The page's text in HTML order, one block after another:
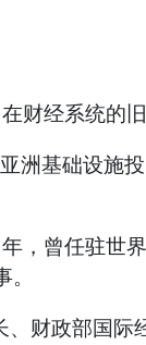
财经系统的
洲基础设施
，曾任驻世
财政部国